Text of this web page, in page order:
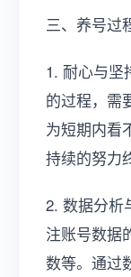
三、养号过
1. 耐心与坚
的过程，需
为短期内看
持续的努力
2. 数据分析
注账号数据
数等。通过